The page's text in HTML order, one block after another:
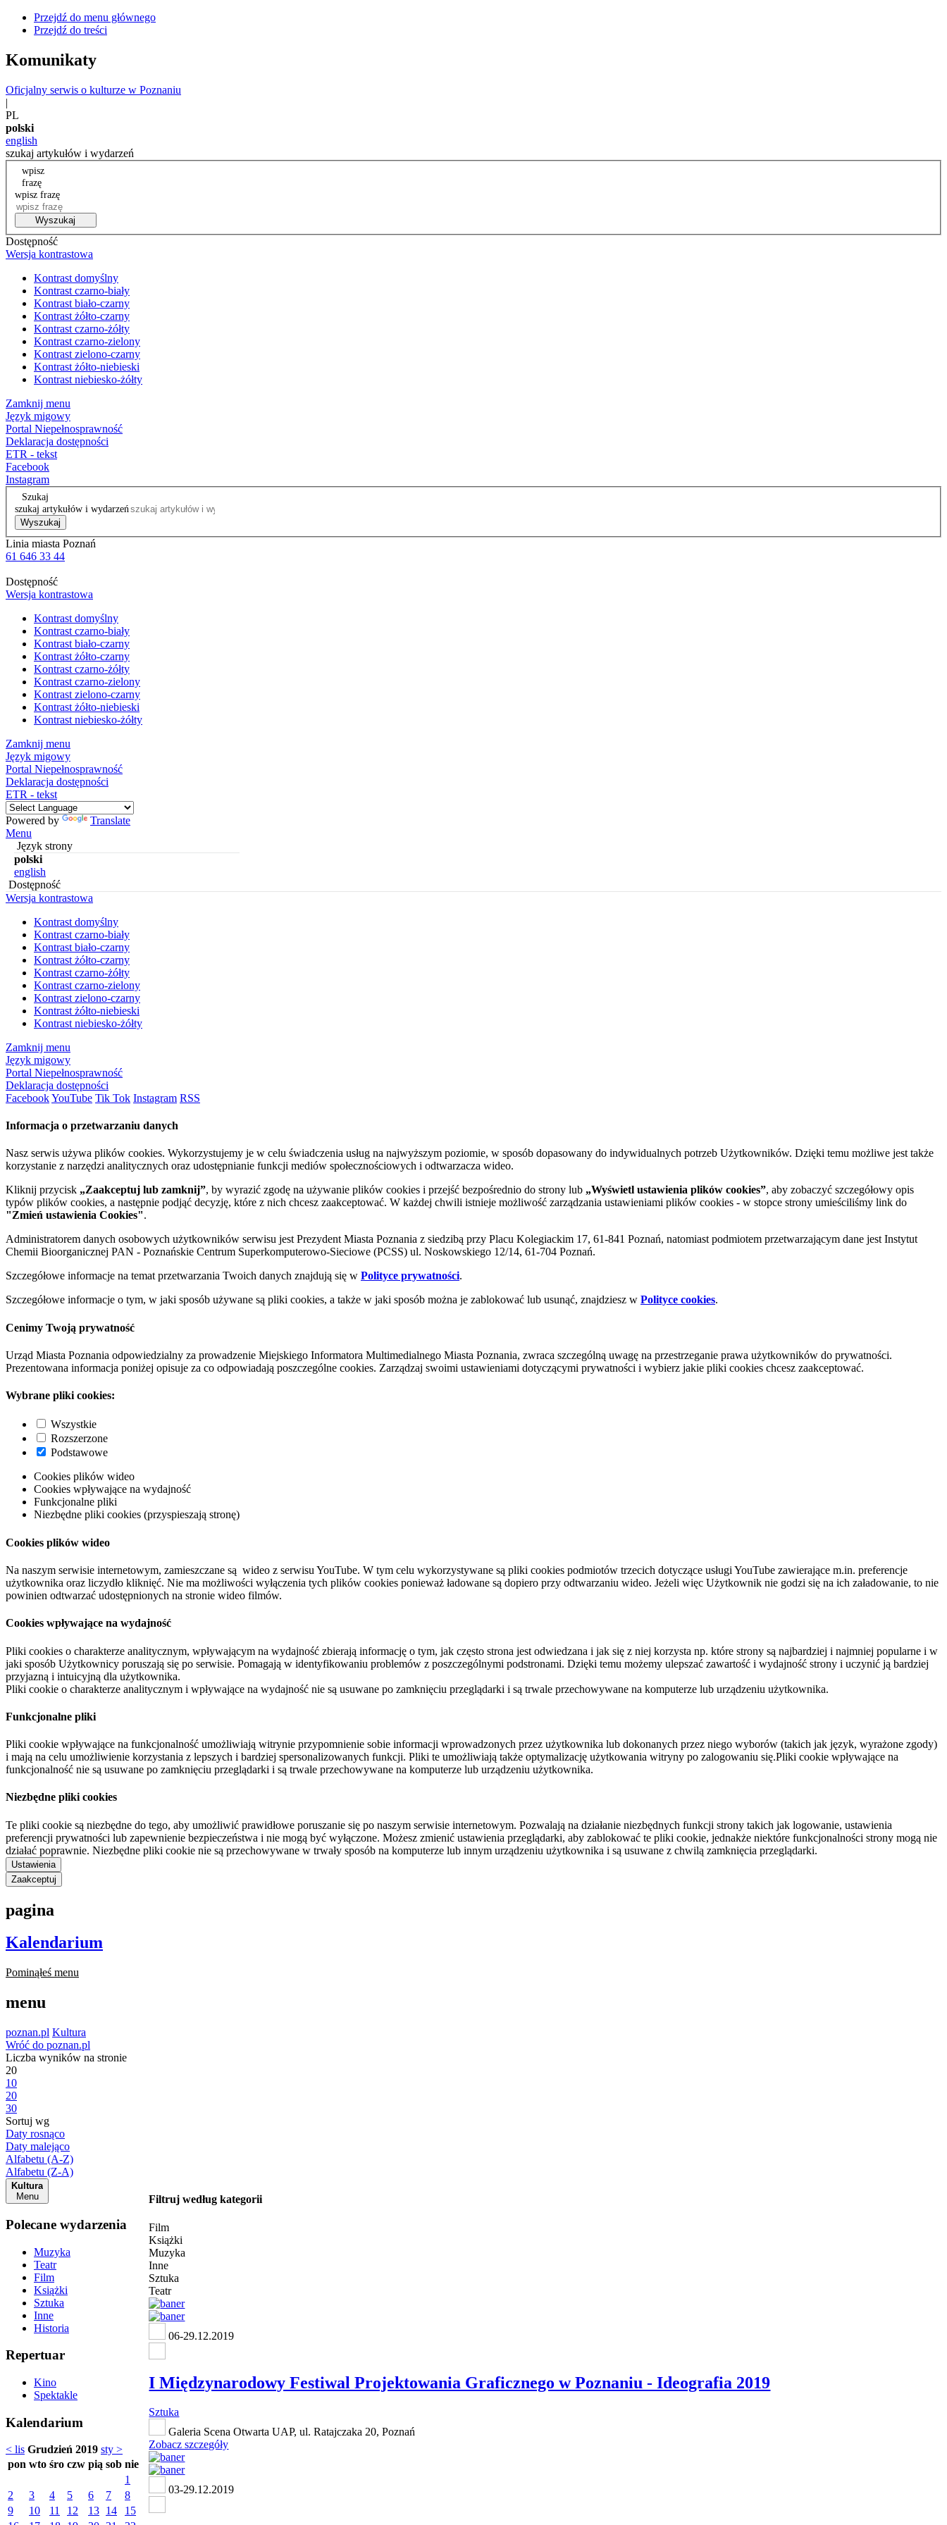
Przejdź do menu głównego
Przejdź do treści
Komunikaty
Oficjalny serwis o kulturze w Poznaniu
|
PL
polski
english
szukaj artykułów i wydarzeń
wpisz
frazę
wpisz frazę
Wyszukaj
Dostępność
Wersja kontrastowa
Kontrast domyślny
Kontrast czarno-biały
Kontrast biało-czarny
Kontrast żółto-czarny
Kontrast czarno-żółty
Kontrast czarno-zielony
Kontrast zielono-czarny
Kontrast żółto-niebieski
Kontrast niebiesko-żółty
Zamknij menu
Język migowy
Portal Niepełnosprawność
Deklaracja dostępności
ETR - tekst
Facebook
Instagram
Szukaj
szukaj artykułów i wydarzeń
Wyszukaj
Linia miasta Poznań
61 646 33 44
Dostępność
Wersja kontrastowa
Kontrast domyślny
Kontrast czarno-biały
Kontrast biało-czarny
Kontrast żółto-czarny
Kontrast czarno-żółty
Kontrast czarno-zielony
Kontrast zielono-czarny
Kontrast żółto-niebieski
Kontrast niebiesko-żółty
Zamknij menu
Język migowy
Portal Niepełnosprawność
Deklaracja dostępności
ETR - tekst
Powered by
Translate
Menu
Język strony
polski
english
Dostępność
Wersja kontrastowa
Kontrast domyślny
Kontrast czarno-biały
Kontrast biało-czarny
Kontrast żółto-czarny
Kontrast czarno-żółty
Kontrast czarno-zielony
Kontrast zielono-czarny
Kontrast żółto-niebieski
Kontrast niebiesko-żółty
Zamknij menu
Język migowy
Portal Niepełnosprawność
Deklaracja dostępności
FacebookYouTube Tik Tok Instagram RSS
Informacja o przetwarzaniu danych
Nasz serwis używa plików cookies. Wykorzystujemy je w celu świadczenia usług na najwyższym poziomie, w sposób dopasowany do indywidualnych potrzeb Użytkowników. Dzięki temu możliwe jest także
korzystanie z narzędzi analitycznych oraz udostępnianie funkcji mediów społecznościowych i odtwarzacza wideo.
Kliknij przycisk „Zaakceptuj lub zamknij”, by wyrazić zgodę na używanie plików cookies i przejść bezpośrednio do strony lub „Wyświetl ustawienia plików cookies”, aby zobaczyć szczegółowy opis
typów plików cookies, a następnie podjąć decyzję, które z nich chcesz zaakceptować. W każdej chwili istnieje możliwość zarządzania ustawieniami plików cookies - w stopce strony umieściliśmy link do
"Zmień ustawienia Cookies".
Administratorem danych osobowych użytkowników serwisu jest Prezydent Miasta Poznania z siedzibą przy Placu Kolegiackim 17, 61-841 Poznań, natomiast podmiotem przetwarzającym dane jest Instytut
Chemii Bioorganicznej PAN - Poznańskie Centrum Superkomputerowo-Sieciowe (PCSS) ul. Noskowskiego 12/14, 61-704 Poznań.
Szczegółowe informacje na temat przetwarzania Twoich danych znajdują się w Polityce prywatności.
Szczegółowe informacje o tym, w jaki sposób używane są pliki cookies, a także w jaki sposób można je zablokować lub usunąć, znajdziesz w Polityce cookies.
Cenimy Twoją prywatność
Urząd Miasta Poznania odpowiedzialny za prowadzenie Miejskiego Informatora Multimedialnego Miasta Poznania, zwraca szczególną uwagę na przestrzeganie prawa użytkowników do prywatności.
Prezentowana informacja poniżej opisuje za co odpowiadają poszczególne cookies. Zarządzaj swoimi ustawieniami dotyczącymi prywatności i wybierz jakie pliki cookies chcesz zaakceptować.
Wybrane pliki cookies:
Wszystkie
Rozszerzone
Podstawowe
Cookies plików wideo
Cookies wpływające na wydajność
Funkcjonalne pliki
Niezbędne pliki cookies (przyspieszają stronę)
Cookies plików wideo
Na naszym serwisie internetowym, zamieszczane są wideo z serwisu YouTube. W tym celu wykorzystywane są pliki cookies podmiotów trzecich dotyczące usługi YouTube zawierające m.in. preferencje
użytkownika oraz liczydło kliknięć. Nie ma możliwości wyłączenia tych plików cookies ponieważ ładowane są dopiero przy odtwarzaniu wideo. Jeżeli więc Użytkownik nie godzi się na ich załadowanie, to nie
powinien odtwarzać udostępnionych na stronie wideo filmów.
Cookies wpływające na wydajność
Pliki cookies o charakterze analitycznym, wpływającym na wydajność zbierają informację o tym, jak często strona jest odwiedzana i jak się z niej korzysta np. które strony są najbardziej i najmniej popularne i w
jaki sposób Użytkownicy poruszają się po serwisie. Pomagają w identyfikowaniu problemów z poszczególnymi podstronami. Dzięki temu możemy ulepszać zawartość i wydajność strony i uczynić ją bardziej
przyjazną i intuicyjną dla użytkownika.
Pliki cookie o charakterze analitycznym i wpływające na wydajność nie są usuwane po zamknięciu przeglądarki i są trwale przechowywane na komputerze lub urządzeniu użytkownika.
Funkcjonalne pliki
Pliki cookie wpływające na funkcjonalność umożliwiają witrynie przypomnienie sobie informacji wprowadzonych przez użytkownika lub dokonanych przez niego wyborów (takich jak język, wyrażone zgody)
i mają na celu umożliwienie korzystania z lepszych i bardziej spersonalizowanych funkcji. Pliki te umożliwiają także optymalizację użytkowania witryny po zalogowaniu się.Pliki cookie wpływające na
funkcjonalność nie są usuwane po zamknięciu przeglądarki i są trwale przechowywane na komputerze lub urządzeniu użytkownika.
Niezbędne pliki cookies
Te pliki cookie są niezbędne do tego, aby umożliwić prawidłowe poruszanie się po naszym serwisie internetowym. Pozwalają na działanie niezbędnych funkcji strony takich jak logowanie, ustawienia
preferencji prywatności lub zapewnienie bezpieczeństwa i nie mogą być wyłączone. Możesz zmienić ustawienia przeglądarki, aby zablokować te pliki cookie, jednakże niektóre funkcjonalności strony mogą nie
działać poprawnie. Niezbędne pliki cookie nie są przechowywane w trwały sposób na komputerze lub innym urządzeniu użytkownika i są usuwane z chwilą zamknięcia przeglądarki.
Ustawienia
Zaakceptuj
pagina
Kalendarium
Pominąłeś menu
menu
poznan.pl Kultura
Wróć do poznan.pl
Liczba wyników na stronie
20
10
20
30
Sortuj wg
Daty rosnąco
Daty malejąco
Alfabetu (A-Z)
Alfabetu (Z-A)
Kultura
Menu
Polecane wydarzenia
Muzyka
Teatr
Film
Książki
Sztuka
Inne
Historia
Repertuar
Kino
Spektakle
Kalendarium
< lis Grudzień 2019 sty >
pon wto śro czw pią sob nie
1
2
3 4 5 6 7
8
9
10 11 12 13 14
15
Filtruj według kategorii
Film
Książki
Muzyka
Inne
Sztuka
Teatr
06-29.12.2019
I Międzynarodowy Festiwal Projektowania Graficznego w Poznaniu - Ideografia 2019
Sztuka
Galeria Scena Otwarta UAP, ul. Ratajczaka 20, Poznań
Zobacz szczegóły
03-29.12.2019